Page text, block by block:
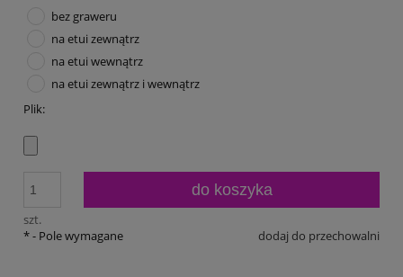
bez graweru
na etui zewnątrz
na etui wewnątrz
na etui zewnątrz i wewnątrz
Plik:
szt.
do koszyka
dodaj do przechowalni
*- Pole wymagane